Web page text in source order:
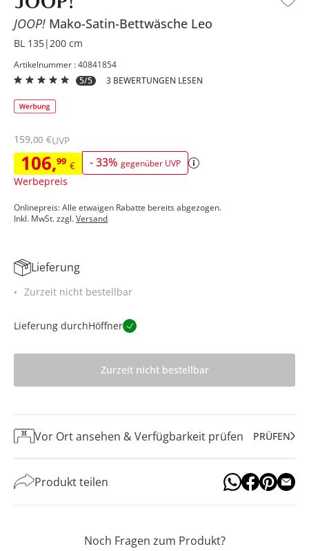
JOOP! Mako-Satin-Bettwäsche Leo
BL 135|200 cm
Artikelnummer : 40841854
5/5
3 BEWERTUNGEN LESEN
106,99 € -33% gegenüber UVP
Werbepreis
159,00 €UVP
Onlinepreis: Alle etwaigen Rabatte bereits abgezogen.
Inkl. MwSt. zzgl.Versand
Lieferung
Zurzeit nicht bestellbar
Lieferung durchHöffner
Zurzeit nicht bestellbar
Vor Ort ansehen & Verfügbarkeit prüfen PRÜFEN
Produkt teilen
Noch Fragen zum Produkt?